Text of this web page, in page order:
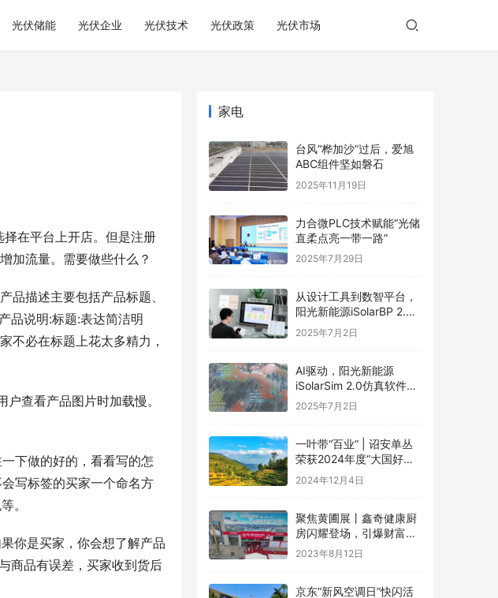
光伏储能 光伏企业 光伏技术 光伏政策 光伏市场
在平台上开店。但是注册
加流量。需要做些什么？
品描述主要包括产品标题、
品说明:标题:表达简洁明
不必在标题上花太多精力，
查看产品图片时加载慢。
下做的好的，看看写的怎
写标签的买家一个命名方
。
你是买家，你会想了解产品
商品有误差，买家收到货后
家电
台风“桦加沙”过后，爱旭
ABC组件坚如磐石
2025年11月19日
力合微PLC技术赋能“光储
直柔点亮一带一路”
2025年7月29日
从设计工具到数智平台，
阳光新能源iSolarBP 2.0
重塑分布式电站设计范
2025年7月2日
AI驱动，阳光新能源
iSolarSim 2.0仿真软件引
领光伏智能评估新时代！
2025年7月2日
一叶带“百业” | 诏安单丛
荣获2024年度“大国好货·
一县一品”特色品牌
2024年12月4日
聚焦黄圃展丨鑫奇健康厨
房闪耀登场，引爆财富盛
宴
2023年8月12日
京东“新风空调日”快闪活